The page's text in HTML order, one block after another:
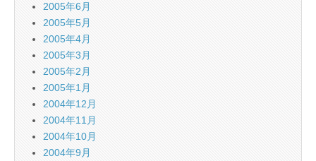
2005年6月
2005年5月
2005年4月
2005年3月
2005年2月
2005年1月
2004年12月
2004年11月
2004年10月
2004年9月